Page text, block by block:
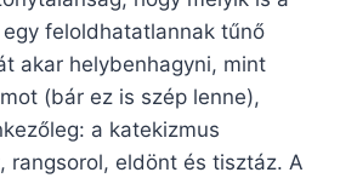
feloldhatatlannak tűnő
akar helybenhagyni, mint
(bár ez is szép lenne),
a katekizmus
rangsorol, eldönt és tisztáz. A